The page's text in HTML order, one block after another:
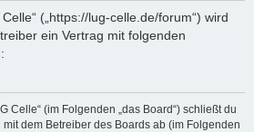
(„https://lug-celle.de/forum“) wird
ein Vertrag mit folgenden
Celle“ (im Folgenden „das Board“) schließt du
dem Betreiber des Boards ab (im Folgenden